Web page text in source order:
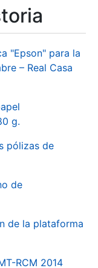
"Epson" para la
– Real Casa
g.
pólizas de
de
de la plataforma
RCM 2014